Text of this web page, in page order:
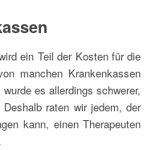
ein Teil der Kosten für die
manchen Krankenkassen
es allerdings schwerer,
Deshalb raten wir jedem, der
kann, einen Therapeuten